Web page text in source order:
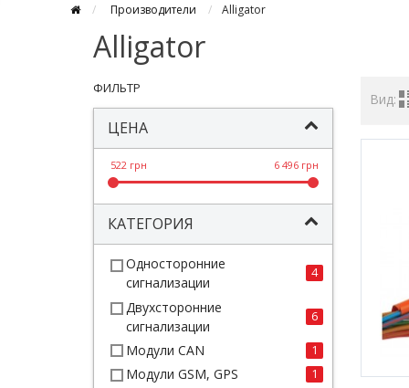
Производители Alligator
Alligator
ФИЛЬТР
ЦЕНА
522 грн 6 496 грн
КАТЕГОРИЯ
Односторонние
сигнализации
4
Двухсторонние
сигнализации
6
Модули CAN 1
Модули GSM, GPS 1
Вид: